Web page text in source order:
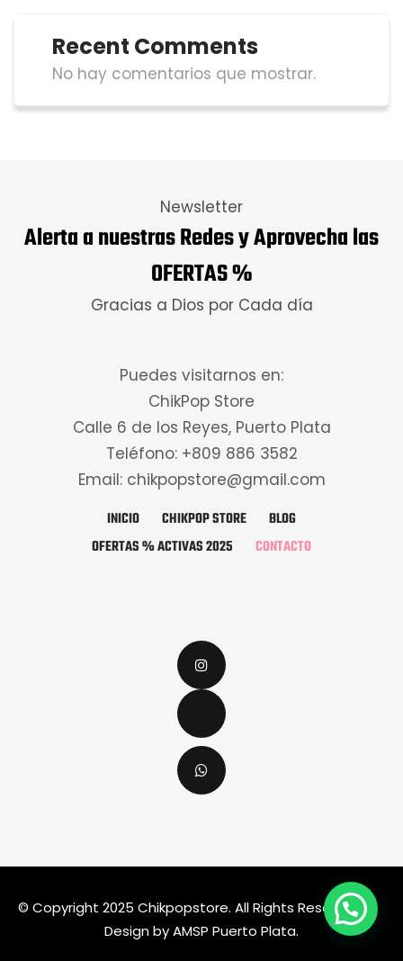
Recent Comments
No hay comentarios que mostrar.
Newsletter
Alerta a nuestras Redes y Aprovecha las
OFERTAS %
Gracias a Dios por Cada día
Puedes visitarnos en:
ChikPop Store
Calle 6 de los Reyes, Puerto Plata
Teléfono: +809 886 3582
Email: chikpopstore@gmail.com
INICIO
CHIKPOP STORE
BLOG
OFERTAS % ACTIVAS 2025
CONTACTO
© Copyright 2025 Chikpopstore. All Rights Reserved
Design by AMSP Puerto Plata.